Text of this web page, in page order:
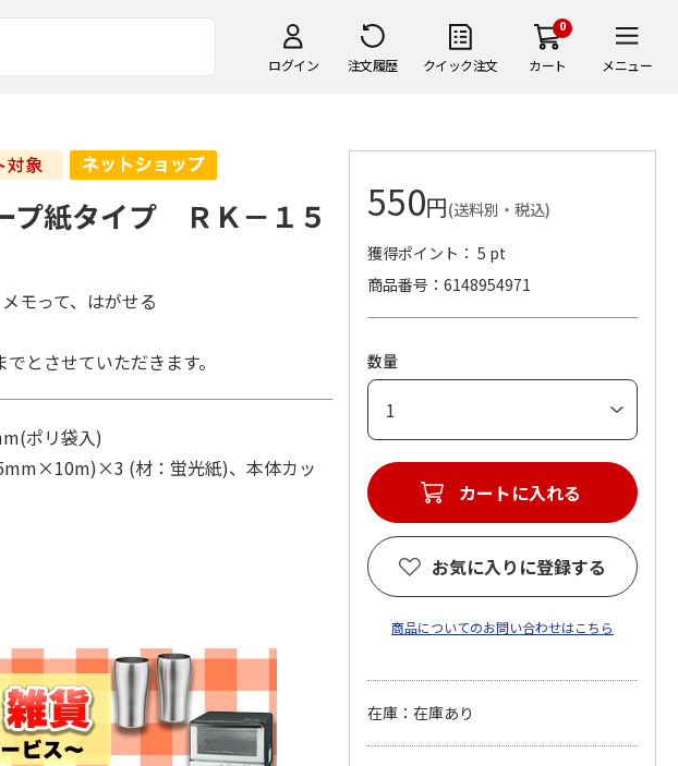
ログイン 注文履歴 クイック注文
0
カート メニュー
プ紙タイプ ＲＫ－１５
モって、はがせる
とさせていただきます。
ポリ袋入)
(材：蛍光紙)、本体カッ
550円(送料別・税込)
獲得ポイント： 5 pt
商品番号
6148954971
数量
カートに入れる
お気に入りに登録する
商品についてのお問い合わせはこちら
在庫：在庫あり